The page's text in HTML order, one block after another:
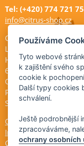
Tel: (+420) 774 721
info@citrus-shop.cz
Citrus shop
Legionářů 2
Hodonín
695 01
Otevřeno:
Po-Pá 9-17
So 9-11:30
Ochrana osobních
Informace ÚKZÚZ
Cookies
Používáme
Tyto webové
k zajištění svého
cookie k
Další typy cookies
schválení.
Ještě podrobnější
zpracováváme,
ochrany osobních